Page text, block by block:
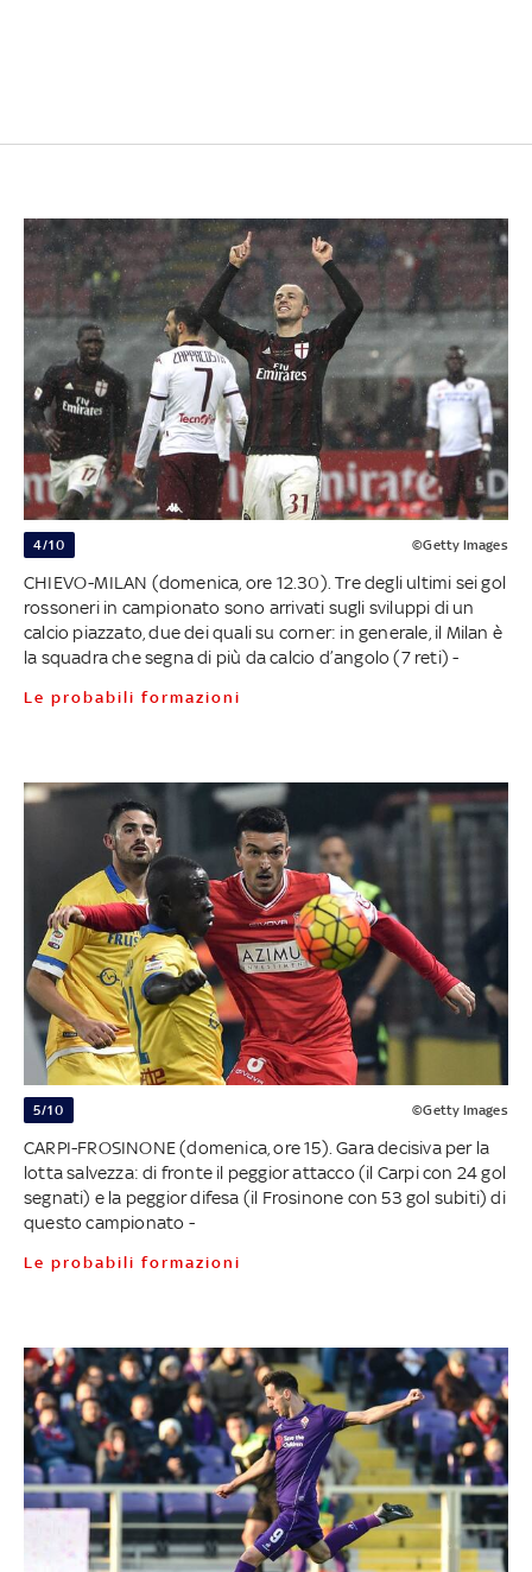
4/10 ©Getty Images
CHIEVO-MILAN (domenica, ore 12.30). Tre degli ultimi sei gol
rossoneri in campionato sono arrivati sugli sviluppi di un
calcio piazzato, due dei quali su corner: in generale, il Milan è
la squadra che segna di più da calcio d’angolo (7 reti) -
Le probabili formazioni
5/10 ©Getty Images
CARPI-FROSINONE (domenica, ore 15). Gara decisiva per la
lotta salvezza: di fronte il peggior attacco (il Carpi con 24 gol
segnati) e la peggior difesa (il Frosinone con 53 gol subiti) di
questo campionato -
Le probabili formazioni